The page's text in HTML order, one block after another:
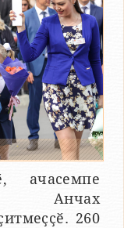
Анчах
260